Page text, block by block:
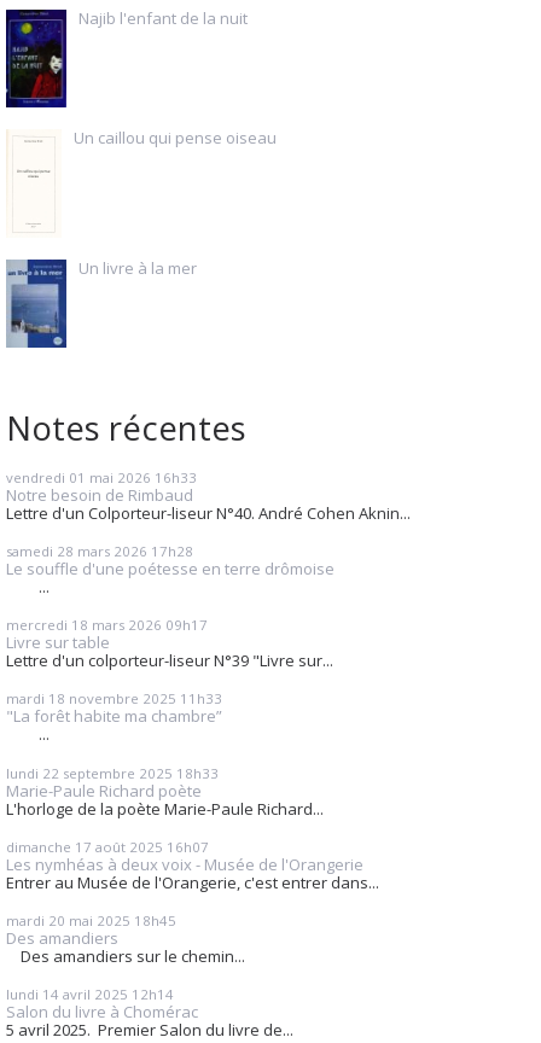
Najib l'enfant de la nuit
Un caillou qui pense oiseau
Un livre à la mer
Notes récentes
vendredi 01 mai 2026 16h33
Notre besoin de Rimbaud
Lettre d'un Colporteur-liseur N°40. André Cohen Aknin...
samedi 28 mars 2026 17h28
Le souffle d'une poétesse en terre drômoise
...
mercredi 18 mars 2026 09h17
Livre sur table
Lettre d'un colporteur-liseur N°39 "Livre sur...
mardi 18 novembre 2025 11h33
"La forêt habite ma chambre”
...
lundi 22 septembre 2025 18h33
Marie-Paule Richard poète
L'horloge de la poète Marie-Paule Richard...
dimanche 17 août 2025 16h07
Les nymhéas à deux voix - Musée de l'Orangerie
Entrer au Musée de l'Orangerie, c'est entrer dans...
mardi 20 mai 2025 18h45
Des amandiers
Des amandiers sur le chemin...
lundi 14 avril 2025 12h14
Salon du livre à Chomérac
5 avril 2025. Premier Salon du livre de...